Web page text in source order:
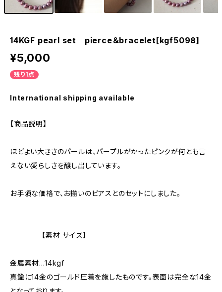
14KGF pearl set pierce＆bracelet[kgf5098]
¥5,000
残り1点
International shipping available
【商品説明】
ほどよい大きさのパールは、パープルがかったピンクが何とも言
えない愛らしさを醸し出しています。
お手頃な価格で、お揃いのピアスとのセットにしました。
【素材 サイズ】
金属素材…14kgf
真鍮に14金のゴールド圧着を施したものです。表面は完全な14金